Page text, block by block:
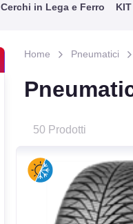
Cerchi in Lega e Ferro
Home Pneumatici
50 Prodotti